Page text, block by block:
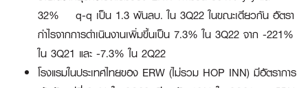
32% q-q เป็น 1.3 พันลบ. ใน 3Q22 ในขณะเดียวกัน อัตรา
กำไรจากการดำเนินงานเพิ่มขึ้นเป็น 7.3% ใน 3Q22 จาก -221%
ใน 3Q21 และ -7.3% ใน 2Q22
โรงแรมในประเทศไทยของ ERW (ไม่รวม HOP INN) มีอัตราการ